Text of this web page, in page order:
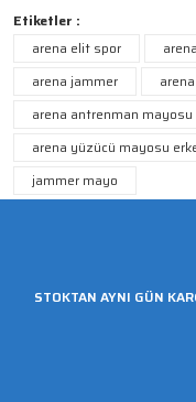
Etiketler :
arena elit spor
arena jammer
arena antrenman mayosu
arena yüzücü mayosu
jammer mayo
STOKTAN AYNI GÜN